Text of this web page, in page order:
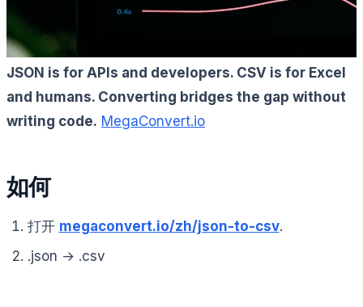
JSON is for APIs and developers. CSV is for Excel
and humans. Converting bridges the gap without
writing code. MegaConvert.io
如何
打开 megaconvert.io/zh/json-to-csv.
.json → .csv